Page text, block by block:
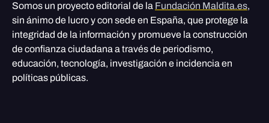
Somos un proyecto editorial de la Fundación Maldita.es,
sin ánimo de lucro y con sede en España, que protege la
integridad de la información y promueve la construcción
de confianza ciudadana a través de periodismo,
educación, tecnología, investigación e incidencia en
políticas públicas.